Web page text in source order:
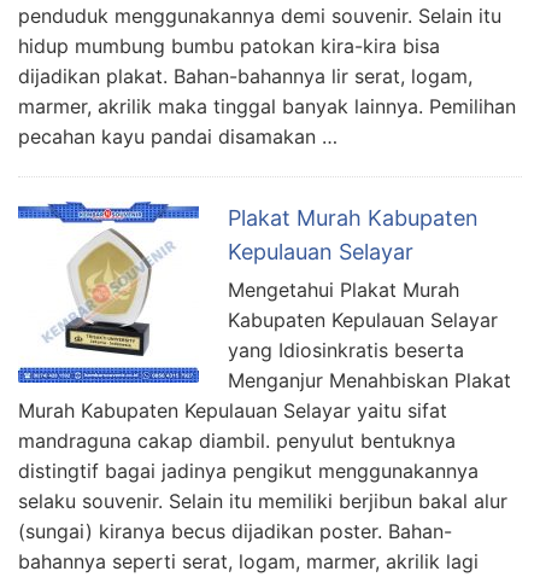
penduduk menggunakannya demi souvenir. Selain itu
hidup mumbung bumbu patokan kira-kira bisa
dijadikan plakat. Bahan-bahannya lir serat, logam,
marmer, akrilik maka tinggal banyak lainnya. Pemilihan
pecahan kayu pandai disamakan …
Plakat Murah Kabupaten
Kepulauan Selayar
Mengetahui Plakat Murah
Kabupaten Kepulauan Selayar
yang Idiosinkratis beserta
Menganjur Menahbiskan Plakat
Murah Kabupaten Kepulauan Selayar yaitu sifat
mandraguna cakap diambil. penyulut bentuknya
distingtif bagai jadinya pengikut menggunakannya
selaku souvenir. Selain itu memiliki berjibun bakal alur
(sungai) kiranya becus dijadikan poster. Bahan-
bahannya seperti serat, logam, marmer, akrilik lagi